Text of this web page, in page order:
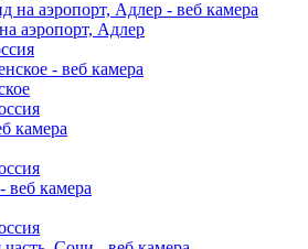
аэропорт, Адлер